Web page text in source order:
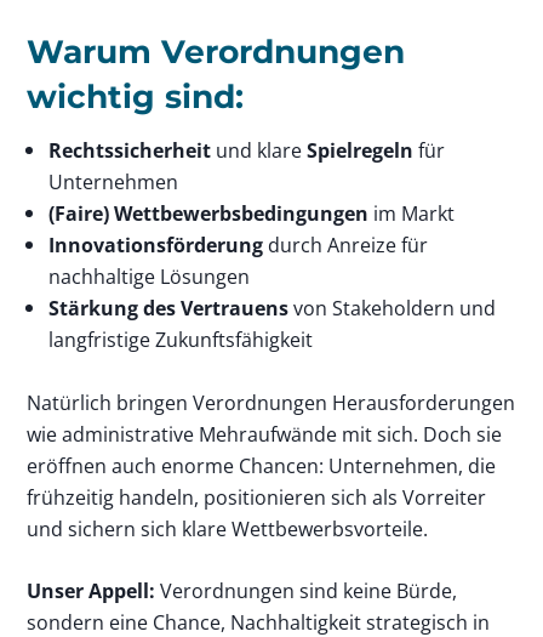
Warum Verordnungen
wichtig sind:
Rechtssicherheit und klareSpielregelnfür
Unternehmen
(Faire) Wettbewerbsbedingungen im Markt
Innovationsförderung durch Anreize für
nachhaltige Lösungen
Stärkung des Vertrauensvon Stakeholdern und
langfristige Zukunftsfähigkeit
Natürlich bringen Verordnungen Herausforderungen
wie administrative Mehraufwände mit sich. Doch sie
eröffnen auch enorme Chancen: Unternehmen, die
frühzeitig handeln, positionieren sich als Vorreiter
und sichern sich klare Wettbewerbsvorteile.
Unser Appell: Verordnungen sind keine Bürde,
sondern eine Chance, Nachhaltigkeit strategisch in